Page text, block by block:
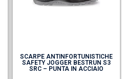
SCARPE ANTINFORTUNISTICHE
SAFETY JOGGER BESTRUN S3
SRC – PUNTA IN ACCIAIO